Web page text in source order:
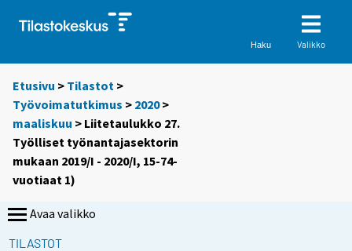
Haku Valikko
Etusivu > Tilastot >
Työvoimatutkimus > 2020>
maaliskuu > Liitetaulukko 27.
Työlliset työnantajasektorin
mukaan 2019/I - 2020/I, 15-74-
vuotiaat 1)
Avaa valikko
TILASTOT